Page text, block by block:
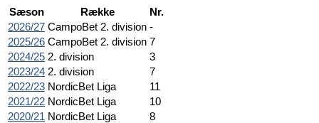
Sæson Række
Nr.
2026/27 CampoBet 2. division -
2025/26 CampoBet 2. division 7
2024/25 2. division
3
2023/24 2. division
7
2022/23 NordicBet Liga
11
2021/22 NordicBet Liga
10
2020/21 NordicBet Liga 8